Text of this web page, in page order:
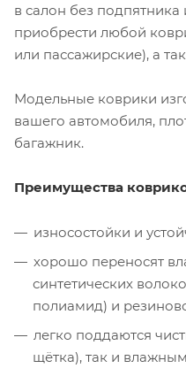
в салон без
приобрести любой
или пассажирские), а
Модельные коврики
вашего автомобиля,
багажник.
Преимущества
износостойки и
хорошо переносят
синтетических
полиамид) и
легко поддаются
щётка), так и